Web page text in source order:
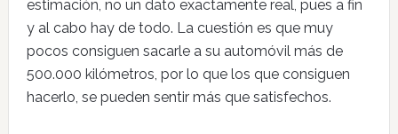
estimación, no un dato exactamente real, pues a fin
y al cabo hay de todo. La cuestión es que muy
pocos consiguen sacarle a su automóvil más de
500.000 kilómetros, por lo que los que consiguen
hacerlo, se pueden sentir más que satisfechos.